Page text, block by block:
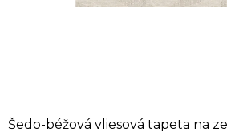
Šedo-béžová vliesová tapeta na